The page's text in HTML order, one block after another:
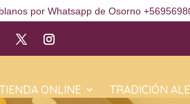
por Whatsapp de Osorno
TIENDA ONLINE TRADICIÓN